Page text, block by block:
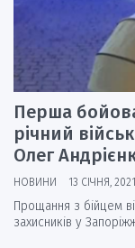
Перша
річний
Олег
НОВИНИ 13 СІЧНЯ, 2021
Прощання з бійцем
захисників у